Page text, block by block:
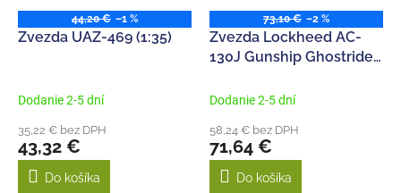
44,20 € –1 %
Zvezda UAZ-469 (1:35)
Dodanie 2-5 dní
35,22 € bez DPH
43,32 €
Do košíka
73,10 € –2 %
Zvezda Lockheed AC-
130J Gunship Ghostrider
Dodanie 2-5 dní
58,24 € bez DPH
71,64 €
Do košíka